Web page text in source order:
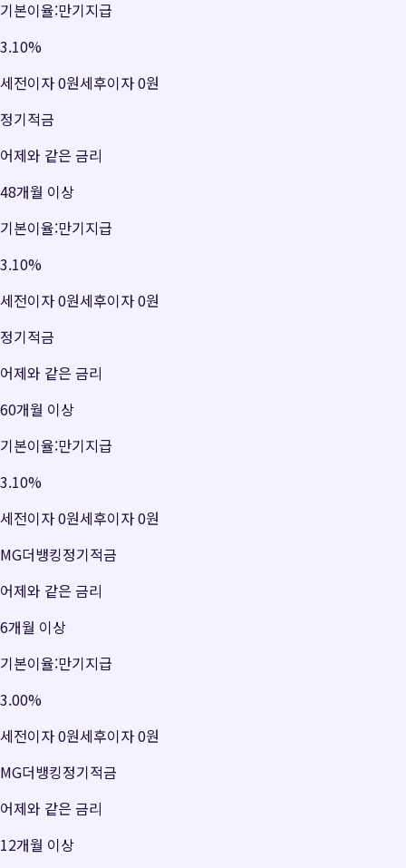
기본이율:만기지급
3.10%
세전이자0원세후이자0원
정기적금
어제와 같은 금리
48개월 이상
기본이율:만기지급
3.10%
세전이자0원세후이자0원
정기적금
어제와 같은 금리
60개월 이상
기본이율:만기지급
3.10%
세전이자0원세후이자0원
MG더뱅킹정기적금
어제와 같은 금리
6개월 이상
기본이율:만기지급
3.00%
세전이자0원세후이자0원
MG더뱅킹정기적금
어제와 같은 금리
12개월 이상